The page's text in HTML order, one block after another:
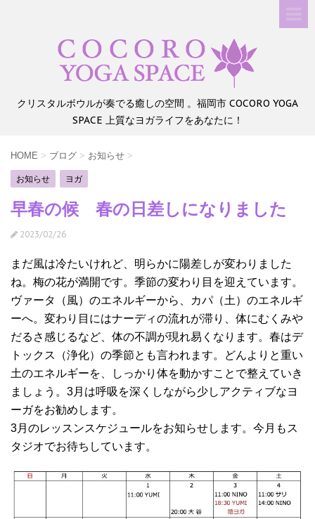
クリスタルボウルが奏でる癒しの空間 。福岡市 COCORO YOGA
SPACE 上質なヨガライフをあなたに！
HOME > ブログ > お知らせ >
お知らせ ヨガ
早春の候 春の日差しになりました
2023/02/26
まだ風は冷たいけれど、明らかに陽差しが変わりました
ね。梅の花が満開です。季節の変わり目を迎えています。
ヴァータ（風）のエネルギーから、カパ（土）のエネルギ
ーへ。変わり目にはナーディの流れが滞り、体にむくみや
だるさ感じるなど、体の不調が現れ易くなります。春はデ
トックス（浄化）の季節とも言われます。どんよりと重い
土のエネルギーを、しっかり体を動かすことで整えていき
ましょう。3月は呼吸を深くしながら少しアクティブなヨ
ーガをお勧めします。
3月のレッスンスケジュールをお知らせします。今月もス
タジオでお待ちしています。